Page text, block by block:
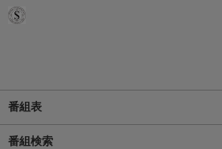
番組表
番組検索